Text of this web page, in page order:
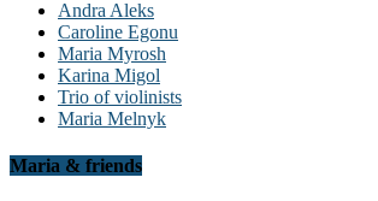
Andra Aleks
Caroline Egonu
Maria Myrosh
Karina Migol
Trio of violinists
Maria Melnyk
Maria & friends